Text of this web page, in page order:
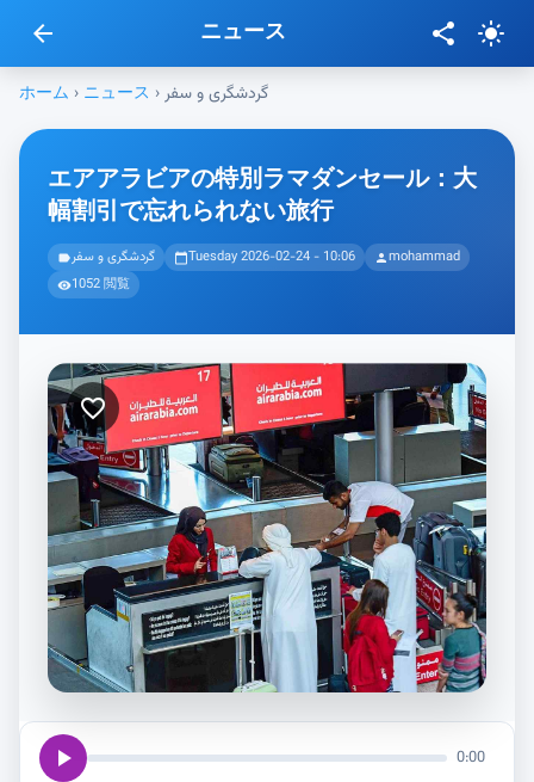
arrow_back ニュース share light_mode
ホーム › ニュース ›گردشگری و سفر
エアアラビアの特別ラマダンセール：大
幅割引で忘れられない旅行
labelگردشگری و سفر calendar_todayTuesday 2026-02-24 - 10:06 personmohammad
visibility1052 閲覧
favorite_border
play_arrow 0:00